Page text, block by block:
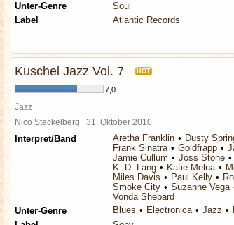
Unter-Genre
Soul
Label
Atlantic Records
Kuschel Jazz Vol. 7 HOT
7,0
Jazz
Nico Steckelberg 31. Oktober 2010
Interpret/Band Aretha Franklin Dusty
Frank Sinatra
Goldfrapp
Jamie Cullum
Joss Stone
K. D. Lang
Katie Melua
Miles Davis
Paul Kelly
Smoke City
Suzanne Vega
Vonda Shepard
Unter-Genre
Blues Electronica Jazz